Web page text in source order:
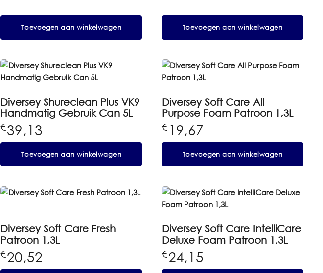
Toevoegen aan winkelwagen Toevoegen aan winkelwagen
Diversey Shureclean Plus VK9
Handmatig Gebruik Can 5L
€39,13
Toevoegen aan winkelwagen
Diversey Soft Care All
Purpose Foam Patroon 1,3L
€ 19,67
Toevoegen aan winkelwagen
Diversey Soft Care Fresh
Patroon 1,3L
€20,52
Diversey Soft Care IntelliCare
Deluxe Foam Patroon 1,3L
€24,15